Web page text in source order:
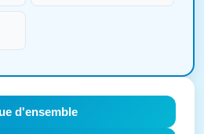
d'ensemble